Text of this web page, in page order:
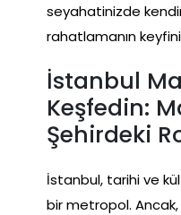
seyahatinizde
rahatlamanın keyfini
İstanbul
Keşfedin:
Şehirdeki
İstanbul, tarihi ve
bir metropol.